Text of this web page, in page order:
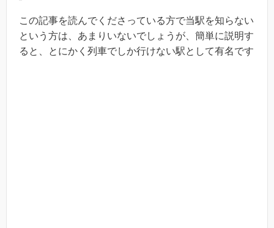
この記事を読んでくださっている方で当駅を知らない
という方は、あまりいないでしょうが、簡単に説明す
ると、とにかく列車でしか行けない駅として有名です